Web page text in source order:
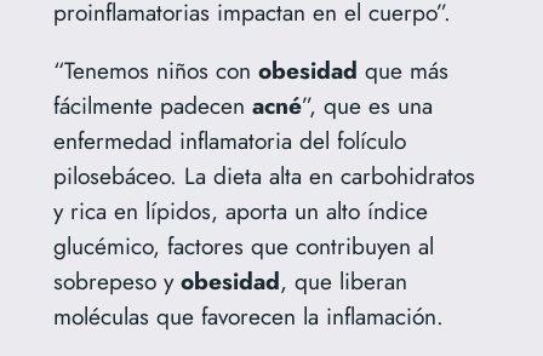
proinflamatorias impactan en el cuerpo”.
“Tenemos niños con obesidad que más
fácilmente padecen acné”, que es una
enfermedad inflamatoria del folículo
pilosebáceo. La dieta alta en carbohidratos
y rica en lípidos, aporta un alto índice
glucémico, factores que contribuyen al
sobrepeso yobesidad, que liberan
moléculas que favorecen la inflamación.